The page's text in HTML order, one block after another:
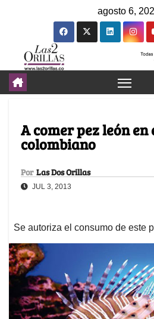
agosto 6,
A comer pez león en
colombiano
Por Las Dos Orillas
JUL 3, 2013
Se autoriza el consumo de este